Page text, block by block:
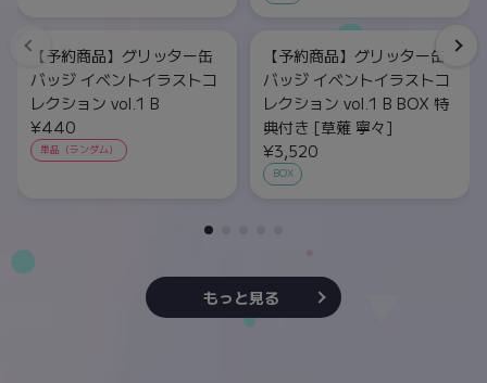
【予約商品】グリッター缶
バッジ イベントイラストコ
レクション vol.1 B
¥440
単品（ランダム）
【予約商品】グリッター缶
バッジ イベントイラストコ
レクション vol.1 B BOX 特
典付き [草薙 寧々]
¥3,520
BOX
もっと見る